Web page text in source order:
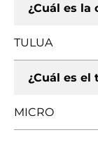
¿Cuál es la
TULUA
¿Cuál es el
MICRO